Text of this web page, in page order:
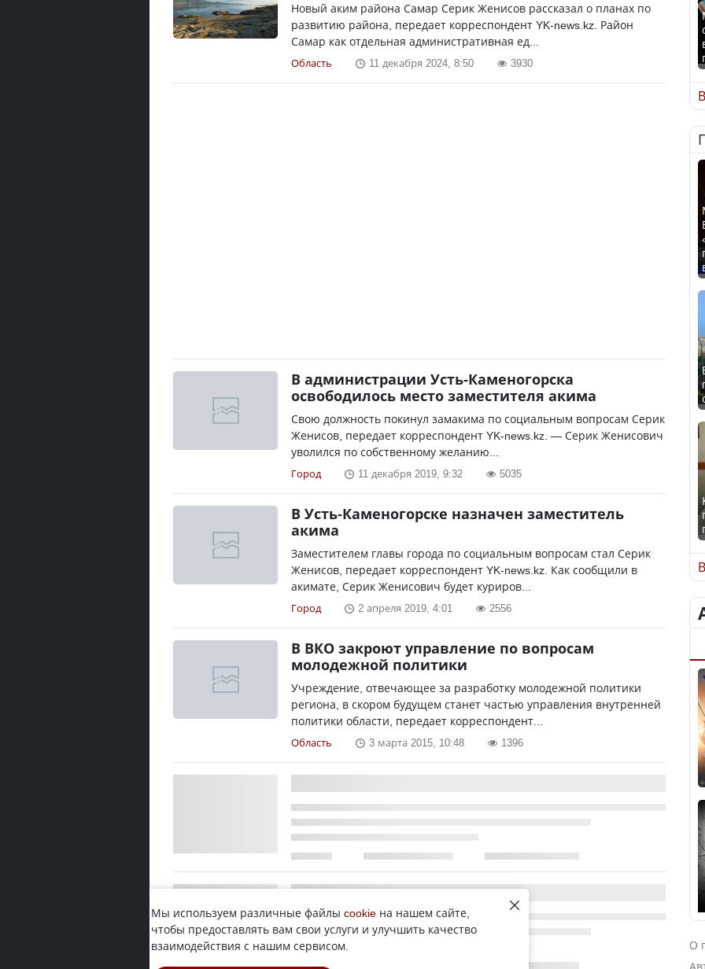
Новый аким района Самар Серик Женисов рассказал о планах по
развитию района, передает корреспондент YK-news.kz. Район
Самар как отдельная административная ед...
Область 11 декабря 2024, 8:50 3930
В администрации Усть-Каменогорска
освободилось место заместителя акима
Свою должность покинул замакима по социальным вопросам Серик
Женисов, передает корреспондент YK-news.kz. — Серик Женисович
уволился по собственному желанию...
Город 11 декабря 2019, 9:32 5035
В Усть-Каменогорске назначен заместитель
акима
Заместителем главы города по социальным вопросам стал Серик
Женисов, передает корреспондент YK-news.kz. Как сообщили в
акимате, Серик Женисович будет куриров...
Город 2 апреля 2019, 4:01 2556
В ВКО закроют управление по вопросам
молодежной политики
Учреждение, отвечающее за разработку молодежной политики
региона, в скором будущем станет частью управления внутренней
политики области, передает корреспондент...
Область 3 марта 2015, 10:48 1396
О
Мы используем различные файлы cookie на нашем сайте,
чтобы предоставлять вам свои услуги и улучшить качество
взаимодействия с нашим сервисом.